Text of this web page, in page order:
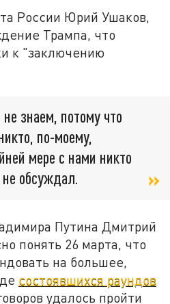
России Юрий Ушаков,
Трампа, что
к "заключению
знаем, потому что
по-моему,
мере с нами никто
обсуждал.
Путина Дмитрий
понять 26 марта, что
на большее,
состоявшихся раундов
удалось пройти